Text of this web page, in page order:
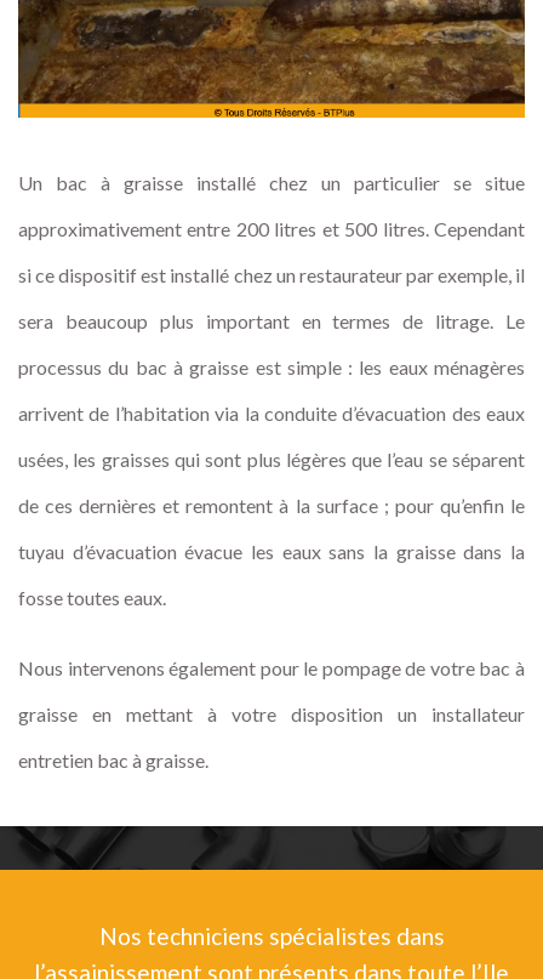
Un bac à graisse installé chez un particulier se situe
approximativement entre 200 litres et 500 litres. Cependant
si ce dispositif est installé chez un restaurateur par exemple, il
sera beaucoup plus important en termes de litrage. Le
processus du bac à graisse est simple : les eaux ménagères
arrivent de l’habitation via la conduite d’évacuation des eaux
usées, les graisses qui sont plus légères que l’eau se séparent
de ces dernières et remontent à la surface ; pour qu’enfin le
tuyau d’évacuation évacue les eaux sans la graisse dans la
fosse toutes eaux.
Nous intervenons également pour le pompage de votre bac à
graisse en mettant à votre disposition un installateur
entretien bac à graisse.
Nos techniciens spécialistes dans
l’assainissement sont présents dans toute l’Ile